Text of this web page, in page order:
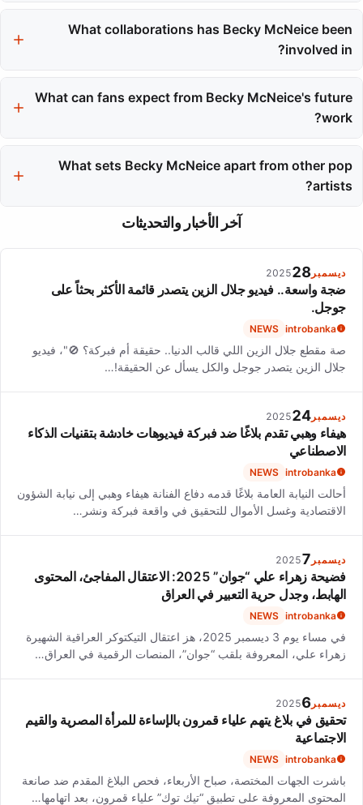
building a devoted fanbase through her authentic connection
with listeners.
What collaborations has Becky McNeice been
involved in?
and Dena Anuk$a on 'Super High,' showcasing her versatility
across genres.
What can fans expect from Becky McNeice's future
work?
life experiences and potentially new collaborations that expand
her sound.
What sets Becky McNeice apart from other pop
artists?
Her dedication to authentic storytelling, emotional depth, and
impressive vocal range distinguishes her in the pop music
آخر الأخبار والتحديثات
ديسمبر 28
2025
ضجة واسعة.. فيديو جلال الزين يتصدر قائمة الأكثر بحثاً على
جوجل.
introbanka
NEWS
صة مقطع جلال الزين اللي قالب الدنيا.. حقيقة أم فبركة؟ 🚫"، فيديو
جلال الزين يتصدر جوجل والكل يسأل عن الحقيقة!…
ديسمبر 24
2025
هيفاء وهبي تقدم بلاغًا ضد فبركة فيديوهات خادشة بتقنيات الذكاء
الاصطناعي
introbanka
NEWS
أحالت النيابة العامة بلاغًا قدمه دفاع الفنانة هيفاء وهبي إلى نيابة الشؤون
الاقتصادية وغسل الأموال للتحقيق في واقعة فبركة ونشر…
ديسمبر 7
2025
فضيحة زهراء علي “جوان” 2025: الاعتقال المفاجئ، المحتوى
الهابط، وجدل حرية التعبير في العراق
introbanka
NEWS
في مساء يوم 3 ديسمبر 2025، هز اعتقال التيكتوكر العراقية الشهيرة
زهراء علي، المعروفة بلقب “جوان”، المنصات الرقمية في العراق…
ديسمبر 6
2025
تحقيق في بلاغ يتهم علياء قمرون بالإساءة للمرأة المصرية والقيم
الاجتماعية
introbanka
NEWS
باشرت الجهات المختصة، صباح الأربعاء، فحص البلاغ المقدم ضد صانعة
المحتوى المعروفة على تطبيق “تيك توك” علياء قمرون، بعد اتهامها…